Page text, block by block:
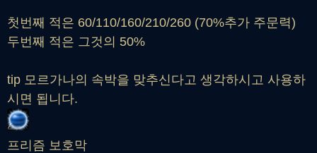
첫번째 적은 60/110/160/210/260 (70%추가 주문력)
두번째 적은 그것의 50%
tip 모르가나의 속박을 맞추신다고 생각하시고 사용하
시면 됩니다.
프리즘 보호막